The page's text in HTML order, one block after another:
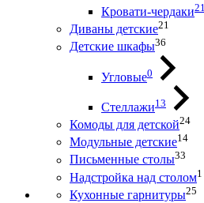
Кровати-чердаки21
Диваны детские21
Детские шкафы36
Угловые0
Стеллажи13
Комоды для детской24
Модульные детские14
Письменные столы33
Надстройка над столом1
Кухонные гарнитуры25